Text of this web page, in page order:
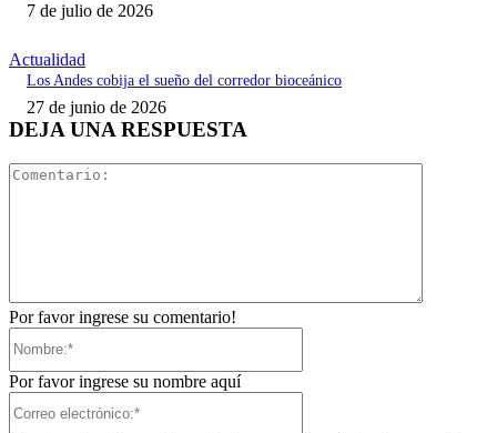
7 de julio de 2026
Actualidad
Los Andes cobija el sueño del corredor bioceánico
27 de junio de 2026
DEJA UNA RESPUESTA
Por favor ingrese su comentario!
Por favor ingrese su nombre aquí